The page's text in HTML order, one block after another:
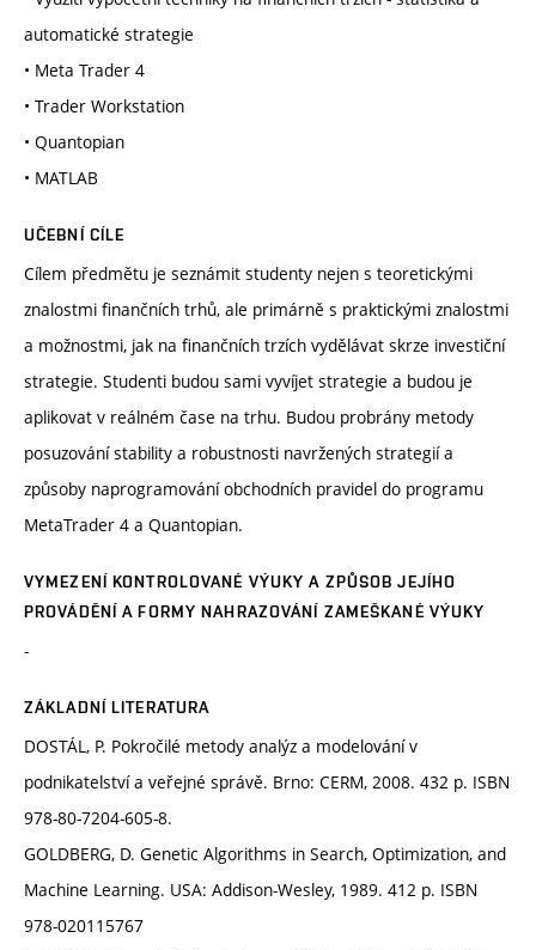
automatické strategie
• Meta Trader 4
• Trader Workstation
• Quantopian
• MATLAB
UČEBNÍ CÍLE
Cílem předmětu je seznámit studenty nejen s teoretickými
znalostmi finančních trhů, ale primárně s praktickými znalostmi
a možnostmi, jak na finančních trzích vydělávat skrze investiční
strategie. Studenti budou sami vyvíjet strategie a budou je
aplikovat v reálném čase na trhu. Budou probrány metody
posuzování stability a robustnosti navržených strategií a
způsoby naprogramování obchodních pravidel do programu
MetaTrader 4 a Quantopian.
VYMEZENÍ KONTROLOVANÉ VÝUKY A ZPŮSOB JEJÍHO
PROVÁDĚNÍ A FORMY NAHRAZOVÁNÍ ZAMEŠKANÉ VÝUKY
-
ZÁKLADNÍ LITERATURA
DOSTÁL, P. Pokročilé metody analýz a modelování v
podnikatelství a veřejné správě. Brno: CERM, 2008. 432 p. ISBN
978-80-7204-605-8.
GOLDBERG, D. Genetic Algorithms in Search, Optimization, and
Machine Learning. USA: Addison-Wesley, 1989. 412 p. ISBN
978-020115767